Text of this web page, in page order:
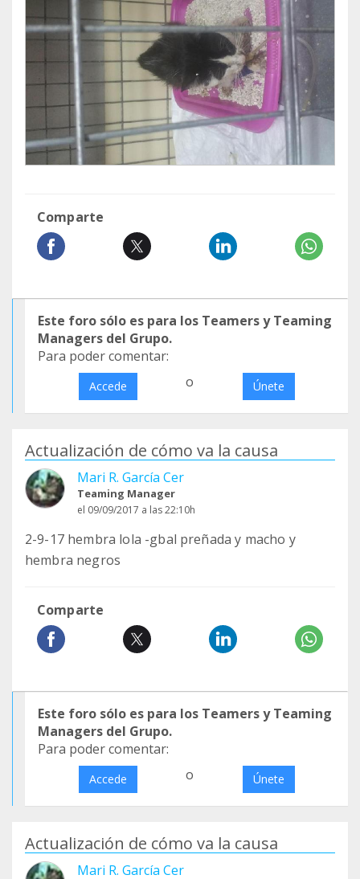
Comparte
Este foro sólo es para los Teamers y Teaming
Managers del Grupo.
Para poder comentar:
Accede o Únete
Actualización de cómo va la causa
Mari R. García Cer
Teaming Manager
el 09/09/2017 a las 22:10h
2-9-17 hembra lola -gbal preñada y macho y
hembra negros
Comparte
Este foro sólo es para los Teamers y Teaming
Managers del Grupo.
Para poder comentar:
Accede o Únete
Actualización de cómo va la causa
Mari R. García Cer